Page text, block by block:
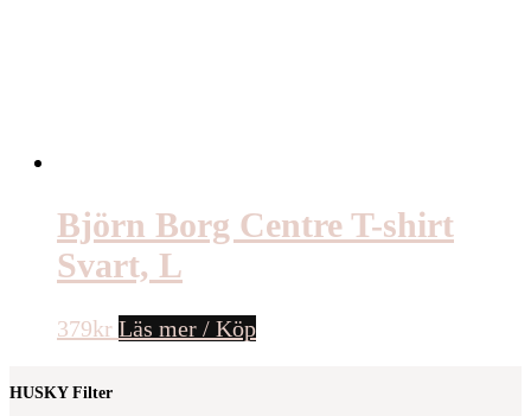
Björn Borg Centre T-shirt
Svart, L
379kr Läs mer / Köp
HUSKY Filter